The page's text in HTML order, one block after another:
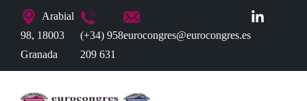
Arabial
98, 18003
Granada
(+34) 958
209 631
eurocongres@eurocongres.es